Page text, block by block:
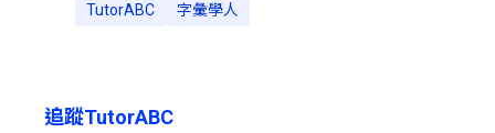
TutorABC 字彙學人
追蹤TutorABC